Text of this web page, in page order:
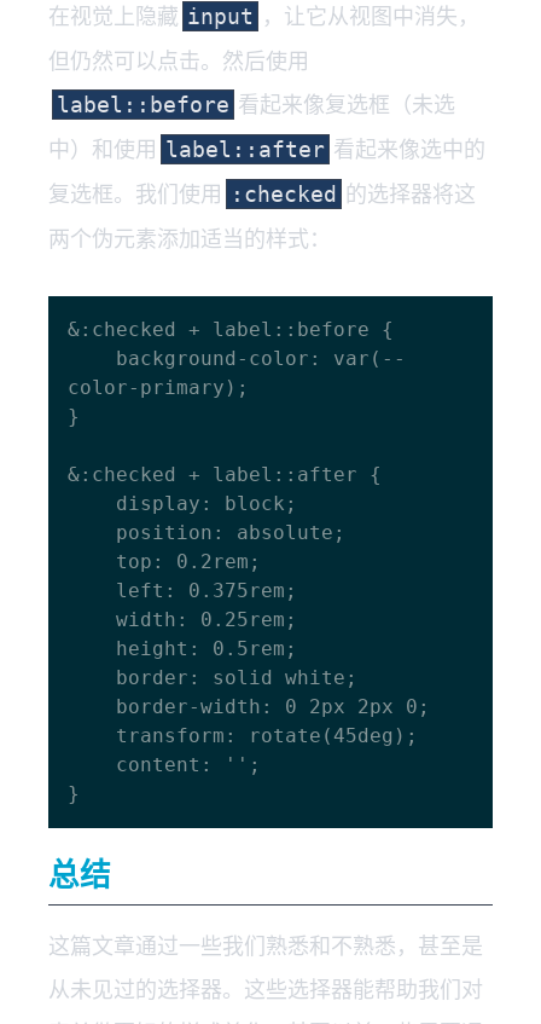
在视觉上隐藏 input ，让它从视图中消失，
但仍然可以点击。然后使用
label::before 看起来像复选框（未选
中）和使用 label::after 看起来像选中的
复选框。我们使用
:checked 的选择器将这
两个伪元素添加适当的样式：
&:checked + label::before {
color-primary);
}
&:checked + label::after {
总结
这篇文章通过一些我们熟悉和不熟悉，甚至是
从未见过的选择器。这些选择器能帮助我们对